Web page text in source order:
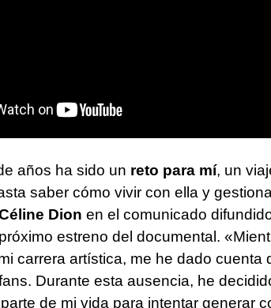
años ha sido un reto para mí, un
saber cómo vivir con ella y
Dion en el comunicado
estreno del documental.
carrera artística, me he dado cuenta
Durante esta ausencia, he
de mi vida para intentar generar